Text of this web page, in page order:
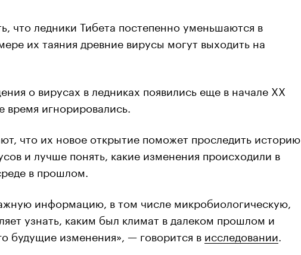
что ледники Тибета постепенно уменьшаются в
их таяния древние вирусы могут выходить на
о вирусах в ледниках появились еще в начале XX
время игнорировались.
что их новое открытие поможет проследить историю
и лучше понять, какие изменения происходили в
в прошлом.
информацию, в том числе микробиологическую,
узнать, каким был климат в далеком прошлом и
будущие изменения», — говорится в исследовании